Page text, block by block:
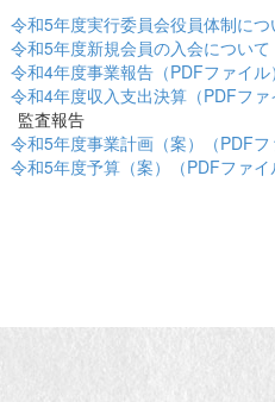
度実行委員会役員体制につい
度新規会員の入会について（
和4年度事業報告（PDFファイル）
和4年度収入支出決算（PDFファ
告
和5年度事業計画（案）（PDFフ
和5年度予算（案）（PDFファイ